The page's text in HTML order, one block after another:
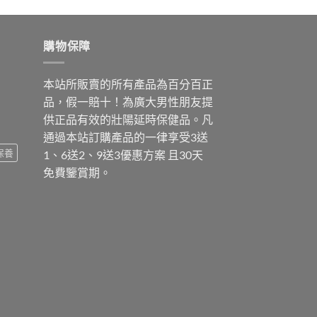
養
購物保障
本站所販賣的所有產品為百分百正
品，假一賠十！為廣大男性朋友提
供正品有效的壯陽延時保健品。凡
通過本站訂購產品的一律享受3送
1、6送2、9送3優惠方案 且30天
免費鑒賞期。